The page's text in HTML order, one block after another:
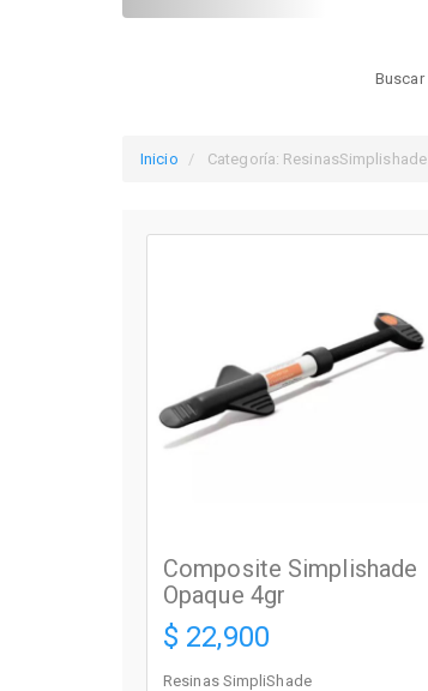
Buscar
Inicio Categoría: ResinasSimplishade
Composite Simplishade
Opaque 4gr
$ 22,900
Resinas SimpliShade